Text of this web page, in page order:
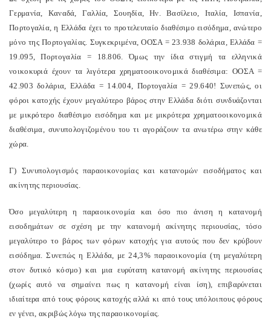
Γερμανία, Καναδά, Γαλλία, Σουηδία, Ην. Βασίλειο, Ιταλία, Ισπανία,
Πορτογαλία, η Ελλάδα έχει το προτελευταίο διαθέσιμο εισόδημα, ανώτερο
μόνο της Πορτογαλίας. Συγκεκριμένα, ΟΟΣΑ = 23.938 δολάρια, Ελλάδα =
19.095, Πορτογαλία = 18.806. Όμως την ίδια στιγμή τα ελληνικά
νοικοκυριά έχουν τα λιγότερα χρηματοοικονομικά διαθέσιμα: ΟΟΣΑ =
42.903 δολάρια, Ελλάδα = 14.004, Πορτογαλία = 29.640! Συνεπώς, οι
φόροι κατοχής έχουν μεγαλύτερο βάρος στην Ελλάδα διότι συνδυάζονται
με μικρότερο διαθέσιμο εισόδημα και με μικρότερα χρηματοοικονομικά
διαθέσιμα, συνυπολογιζομένου του τι αγοράζουν τα ανωτέρω στην κάθε
χώρα.
Γ) Συνυπολογισμός παραοικονομίας και κατανομών εισοδήματος και
ακίνητης περιουσίας.
Όσο μεγαλύτερη η παραοικονομία και όσο πιο άνιση η κατανομή
εισοδημάτων σε σχέση με την κατανομή ακίνητης περιουσίας, τόσο
μεγαλύτερο το βάρος των φόρων κατοχής για αυτούς που δεν κρύβουν
εισόδημα. Συνεπώς η Ελλάδα, με 24,3% παραοικονομία (τη μεγαλύτερη
στον δυτικό κόσμο) και μια ευρύτατη κατανομή ακίνητης περιουσίας
(χωρίς αυτό να σημαίνει πως η κατανομή είναι ίση), επιβαρύνεται
ιδιαίτερα από τους φόρους κατοχής αλλά κι από τους υπόλοιπους φόρους
εν γένει, ακριβώς λόγω της παραοικονομίας.